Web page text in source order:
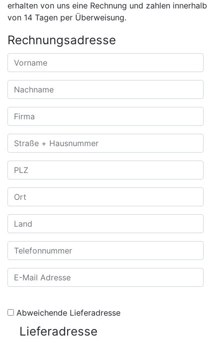
erhalten von uns eine Rechnung und zahlen innerhalb
von 14 Tagen per Überweisung.
Rechnungsadresse
Abweichende Lieferadresse
Lieferadresse